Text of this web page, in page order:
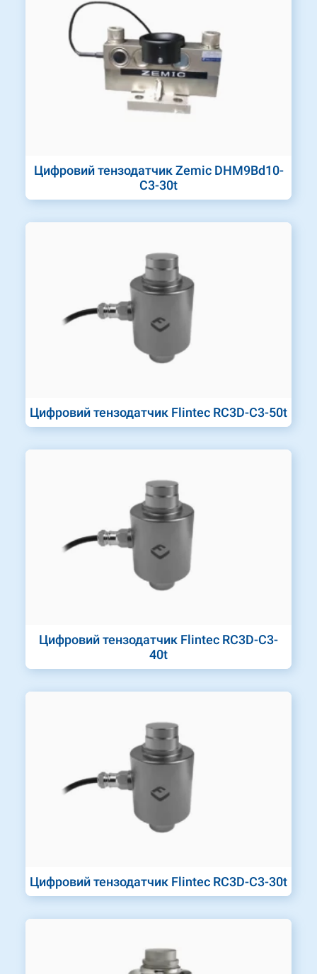
Цифровий тензодатчик Zemic DHM9Bd10-
C3-30t
Цифровий тензодатчик Flintec RC3D-C3-50t
Цифровий тензодатчик Flintec RC3D-C3-
40t
Цифровий тензодатчик Flintec RC3D-C3-30t